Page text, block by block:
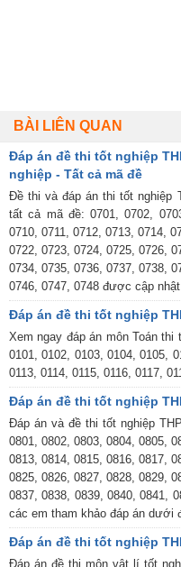
BÀI LIÊN QUAN
Đáp án đề thi tốt nghiệp
nghiệp - Tất cả mã đề
Đề thi và đáp án thi tốt nghiệp
tất cả mã đề: 0701, 0702,
0710, 0711, 0712, 0713, 0714,
0722, 0723, 0724, 0725, 0726,
0734, 0735, 0736, 0737, 0738,
0746, 0747, 0748 được cập
Đáp án đề thi tốt nghiệp
Xem ngay đáp án môn Toán
0101, 0102, 0103, 0104, 0105,
0113, 0114, 0115, 0116, 0117,
Đáp án đề thi tốt nghiệp
Đáp án và đề thi tốt nghiệp
0801, 0802, 0803, 0804, 0805,
0813, 0814, 0815, 0816, 0817,
0825, 0826, 0827, 0828, 0829,
0837, 0838, 0839, 0840, 0841,
các em tham khảo đáp án dưới
Đáp án đề thi tốt nghiệp
Đáp án đề thi môn vật lí tốt